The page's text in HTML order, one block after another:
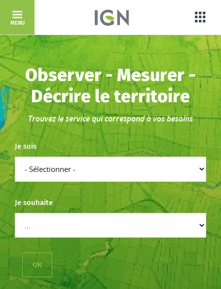
Aller au contenu principal
MENU
Accueil
Observer - Mesurer -
Décrire le territoire
Trouvez le service qui correspond à vos besoins
Je suis
Je souhaite